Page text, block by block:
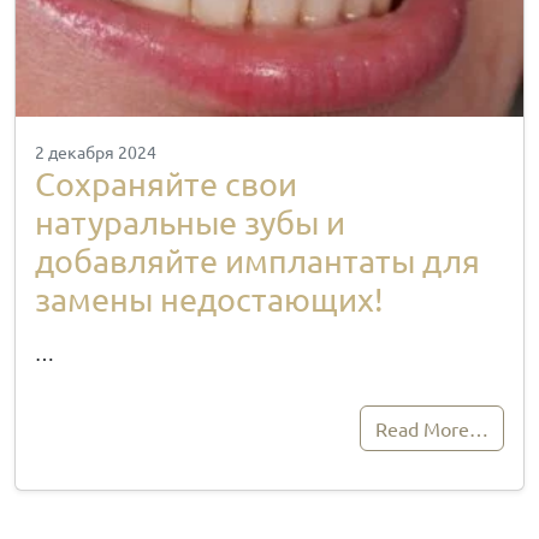
2 декабря 2024
Сохраняйте свои
натуральные зубы и
добавляйте имплантаты для
замены недостающих!
…
Read More…